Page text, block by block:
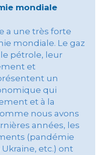
mondiale
a une très forte
mondiale. Le gaz
pétrole, leur
et
un
qui
et à la
nous avons
années, les
(pandémie
etc.) ont